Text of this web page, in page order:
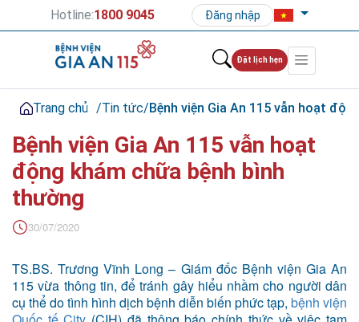
Hotline:1800 9045 Đăng nhập
Đặt lịch hẹn
Trang chủ /Tin tức/Bệnh viện Gia An 115 vẫn hoạt
Bệnh viện Gia An 115 vẫn hoạt
động khám chữa bệnh bình
thường
30/07/2020
TS.BS. Trương Vĩnh Long – Giám đốc Bệnh viện Gia An
115 vừa thông tin, để tránh gây hiểu nhầm cho người dân
cụ thể do tình hình dịch bệnh diễn biến phức tạp, bệnh viện